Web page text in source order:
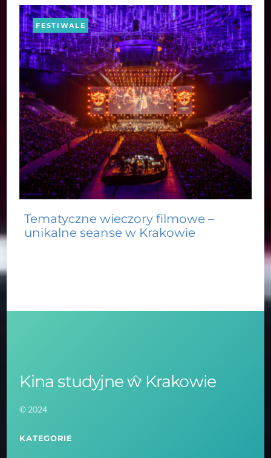
FESTIWALE
Tematyczne wieczory filmowe –
unikalne seanse w Krakowie
Back
Kina studyjne w Krakowie
© 2024
KATEGORIE